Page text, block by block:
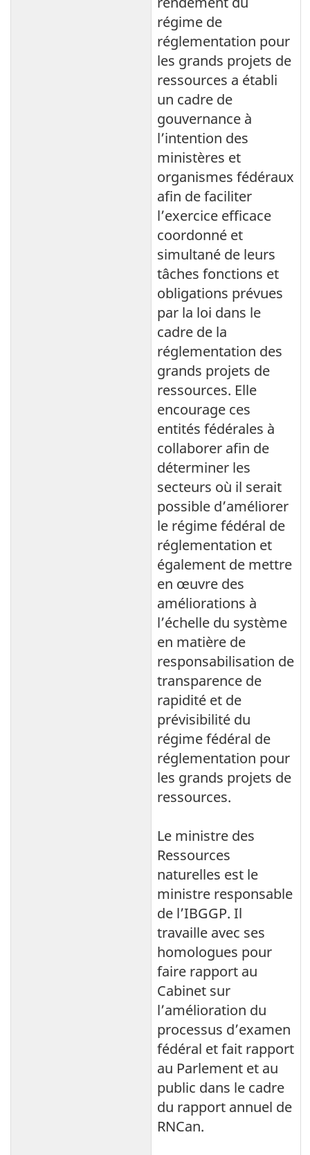
régime de
réglementation pour
les grands projets de
ressources a établi
un cadre de
gouvernance à
l’intention des
ministères et
organismes fédéraux
afin de faciliter
l’exercice efficace
coordonné et
simultané de leurs
tâches fonctions et
obligations prévues
par la loi dans le
cadre de la
réglementation des
grands projets de
ressources. Elle
encourage ces
entités fédérales à
collaborer afin de
déterminer les
secteurs où il serait
possible d’améliorer
le régime fédéral de
réglementation et
également de mettre
en œuvre des
améliorations à
l’échelle du système
en matière de
responsabilisation de
transparence de
rapidité et de
prévisibilité du
régime fédéral de
réglementation pour
les grands projets de
ressources.
Le ministre des
Ressources
naturelles est le
ministre responsable
de l’IBGGP. Il
travaille avec ses
homologues pour
faire rapport au
Cabinet sur
l’amélioration du
processus d’examen
fédéral et fait rapport
au Parlement et au
public dans le cadre
du rapport annuel de
RNCan.